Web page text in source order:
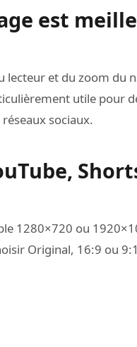
est
lecteur et du zoom du
utile pour
sociaux.
1280×720 ou
Original, 16:9 ou